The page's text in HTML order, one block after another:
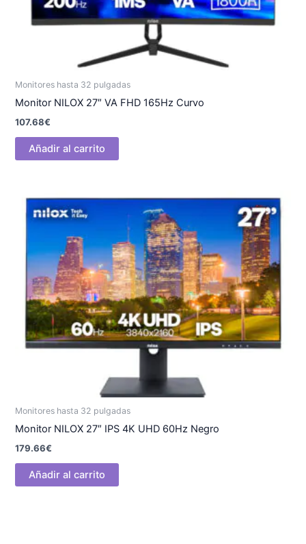
Monitores hasta 32 pulgadas
Monitor NILOX 27″ VA FHD 165Hz Curvo
107.68€
Añadir al carrito
Monitores hasta 32 pulgadas
Monitor NILOX 27″ IPS 4K UHD 60Hz Negro
179.66€
Añadir al carrito